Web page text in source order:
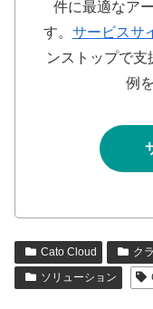
件に最適なア
す。 サービスサ
ンストップで
例
Cato Cloud ク
ソリューション